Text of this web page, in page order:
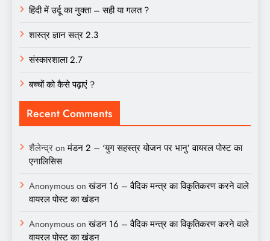
हिंदी में उर्दू का नुक्ता – सही या गलत ?
शास्त्र ज्ञान सत्र 2.3
संस्कारशाला 2.7
बच्चों को कैसे पढ़ाएं ?
Recent Comments
शैलेन्द्रonमंडन 2 – ‘युग सहस्त्र योजन पर भानु’ वायरल पोस्ट का
एनालिसिस
Anonymousonखंडन 16 – वैदिक मन्त्र का विकृतिकरण करने वाले
वायरल पोस्ट का खंडन
Anonymousonखंडन 16 – वैदिक मन्त्र का विकृतिकरण करने वाले
वायरल पोस्ट का खंडन